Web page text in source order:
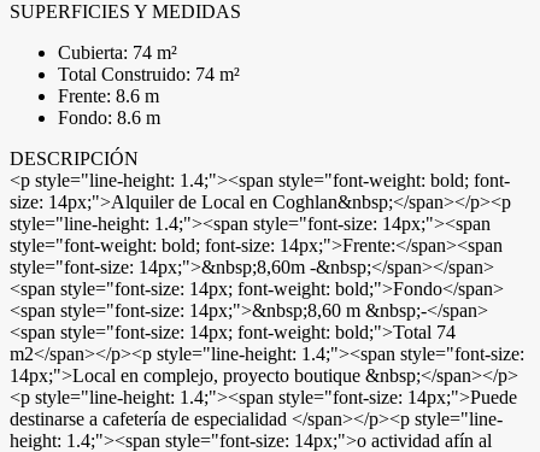
SUPERFICIES Y MEDIDAS
Cubierta: 74 m²
Total Construido: 74 m²
Frente: 8.6 m
Fondo: 8.6 m
DESCRIPCIÓN
<p style="line-height: 1.4;"><span style="font-weight: bold; font-
size: 14px;">Alquiler de Local en Coghlan&nbsp;</span></p><p
style="line-height: 1.4;"><span style="font-size: 14px;"><span
style="font-weight: bold; font-size: 14px;">Frente:</span><span
style="font-size: 14px;">&nbsp;8,60m -&nbsp;</span></span>
<span style="font-size: 14px; font-weight: bold;">Fondo</span>
<span style="font-size: 14px;">&nbsp;8,60 m &nbsp;-</span>
<span style="font-size: 14px; font-weight: bold;">Total 74
m2</span></p><p style="line-height: 1.4;"><span style="font-size:
14px;">Local en complejo, proyecto boutique &nbsp;</span></p>
<p style="line-height: 1.4;"><span style="font-size: 14px;">Puede
destinarse a cafetería de especialidad </span></p><p style="line-
height: 1.4;"><span style="font-size: 14px;">o actividad afín al